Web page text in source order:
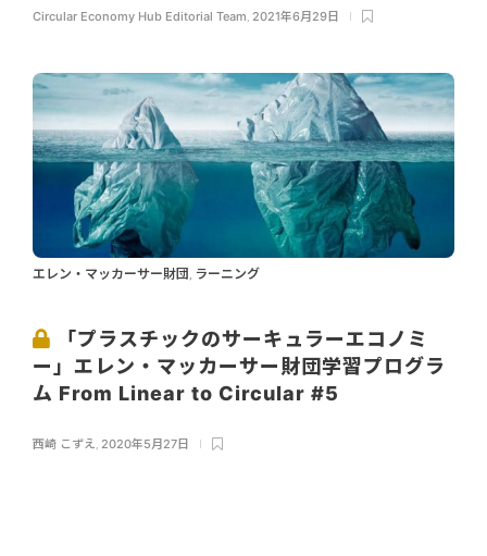
Circular Economy Hub Editorial Team, 2021年6月29日
エレン・マッカーサー財団, ラーニング
「プラスチックのサーキュラーエコノミ
ー」エレン・マッカーサー財団学習プログラ
ム From Linear to Circular #5
西崎 こずえ, 2020年5月27日